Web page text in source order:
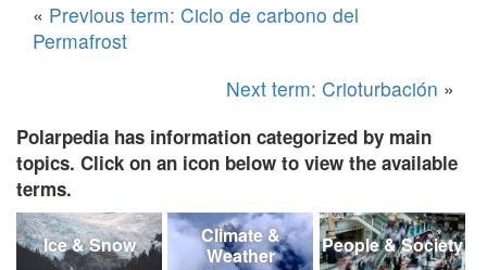
« Previous term: Ciclo de carbono del
Permafrost
Next term: Crioturbación »
Polarpedia has information categorized by main
topics. Click on an icon below to view the available
terms.
Ice & Snow
Climate &
Weather
People & Society